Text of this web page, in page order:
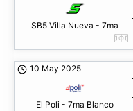
SB5 Villa Nueva - 7ma
10 May 2025
El Poli - 7ma Blanco